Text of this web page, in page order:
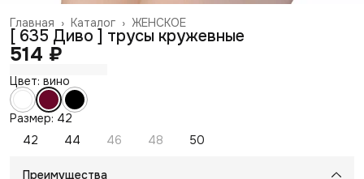
ЖЕНСКОЕ
Каталог ›
Главная ›
[ 635 Диво ] трусы кружевные
514 ₽
Цвет: вино
Размер: 42
42
44 46 48 50
Преимущества